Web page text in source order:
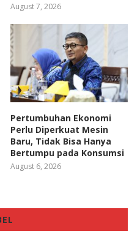
August 7, 2026
Pertumbuhan Ekonomi
Perlu Diperkuat Mesin
Baru, Tidak Bisa Hanya
Bertumpu pada Konsumsi
August 6, 2026